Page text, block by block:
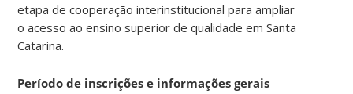
etapa de cooperação interinstitucional para ampliar
o acesso ao ensino superior de qualidade em Santa
Catarina.
Período de inscrições e informações gerais